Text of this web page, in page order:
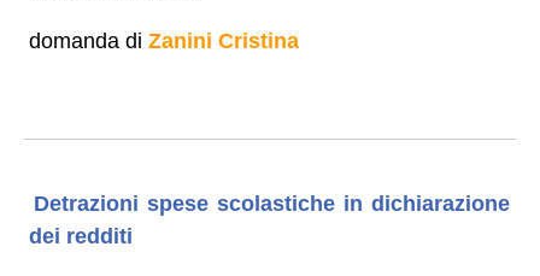
domanda di Zanini Cristina
Detrazioni spese scolastiche in dichiarazione
dei redditi